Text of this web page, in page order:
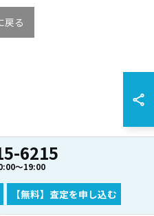
戻る
6215
～19:00
【無料】査定を申し込む